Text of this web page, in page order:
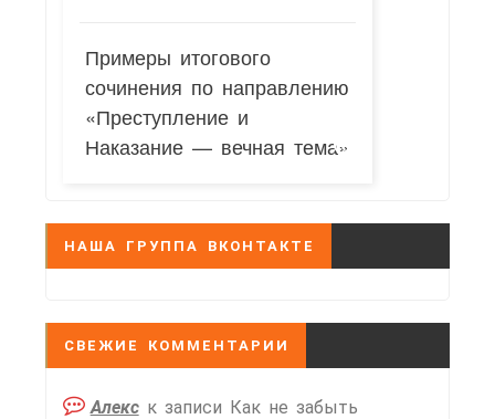
Примеры итогового
сочинения по направлению
«Преступление и
Наказание — вечная тема»
НАША ГРУППА ВКОНТАКТЕ
СВЕЖИЕ КОММЕНТАРИИ
Алекск записи Как не забыть